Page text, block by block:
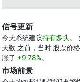
信号更新
今天系统建议持有多头。
天数 之前，当时 股票价
涨了 +9.78%。
市场前景